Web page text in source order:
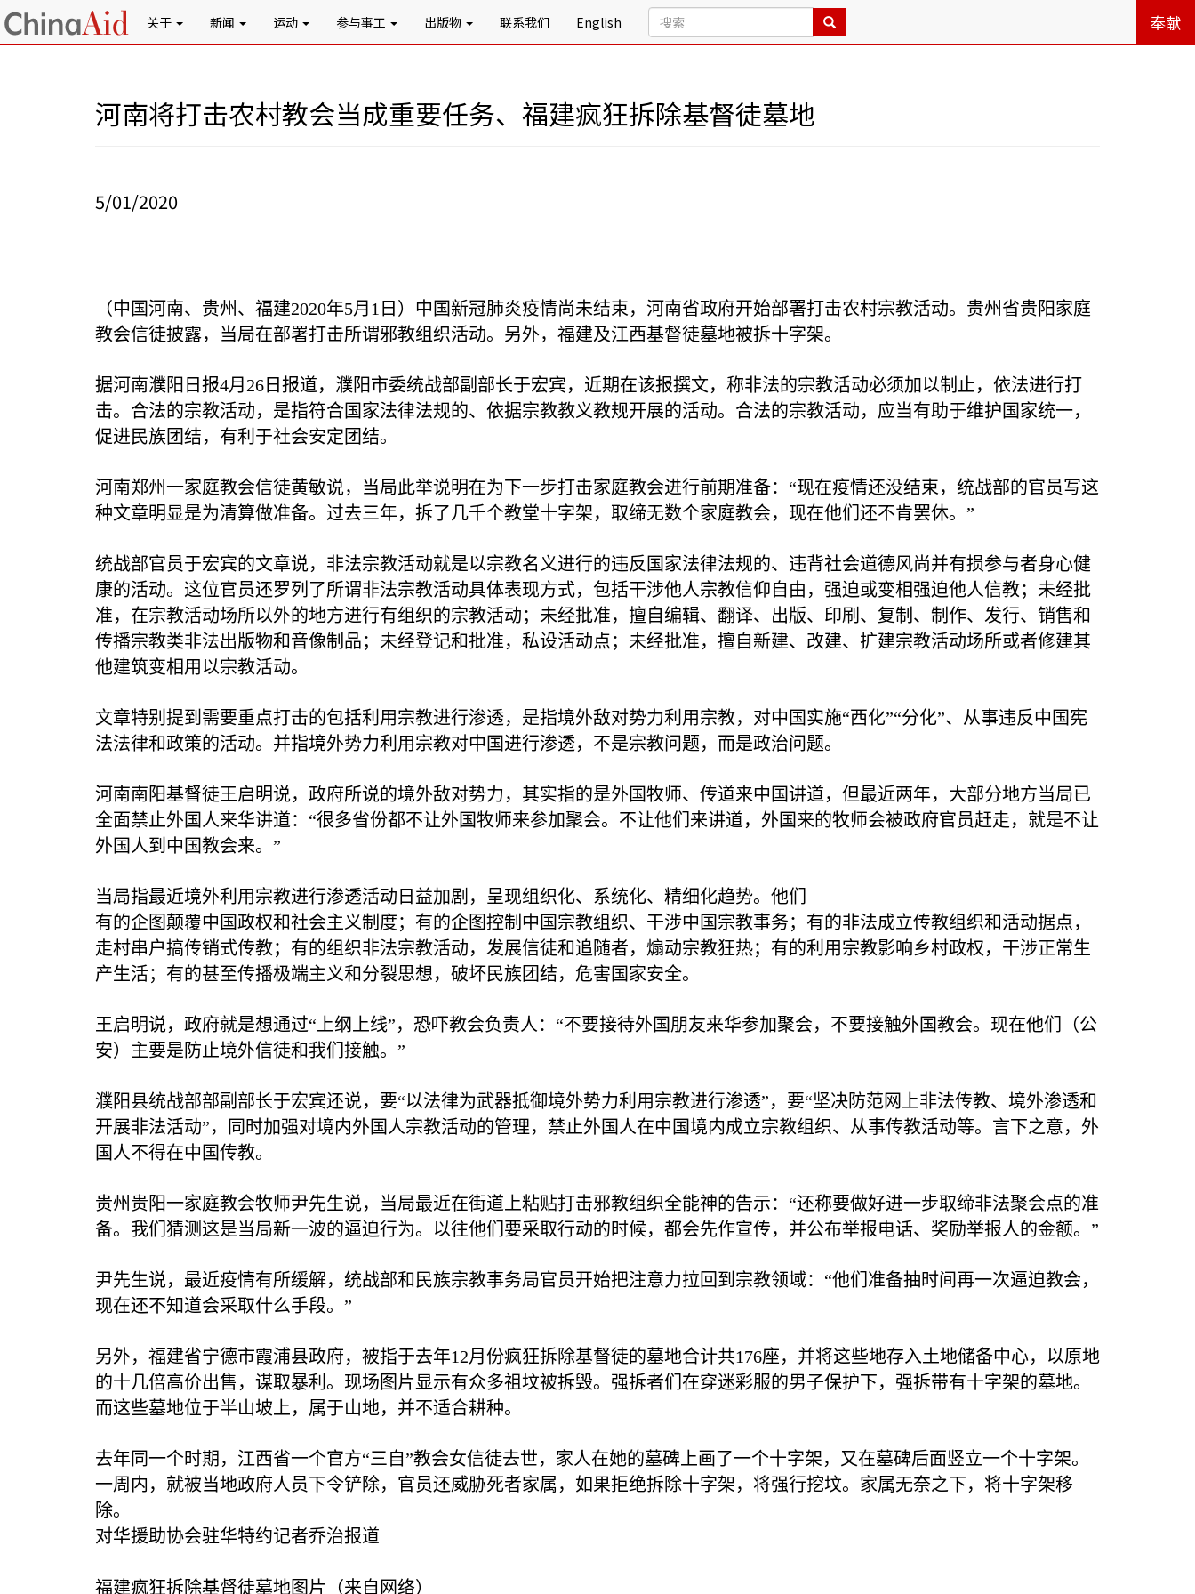
关于 新闻 运动 参与事工 出版物 联系我们 English 奉献
河南将打击农村教会当成重要任务、福建疯狂拆除基督徒墓地
5/01/2020
（中国河南、贵州、福建2020年5月 1 日）中国新冠肺炎疫情尚未结束，河南省政府开始部署打击农村宗教活动。贵州省贵阳家庭
教会信徒披露，当局在部署打击所谓邪教组织活动。另外，福建及江西基督徒墓地被拆十字架。
据河南濮阳日报4月 26 日报道，濮阳市委统战部副部长于宏宾，近期在该报撰文，称非法的宗教活动必须加以制止，依法进行打
击。合法的宗教活动，是指符合国家法律法规的、依据宗教教义教规开展的活动。合法的宗教活动，应当有助于维护国家统一，
促进民族团结，有利于社会安定团结。
河南郑州一家庭教会信徒黄敏说，当局此举说明在为下一步打击家庭教会进行前期准备：“现在疫情还没结束，统战部的官员写这
种文章明显是为清算做准备。过去三年，拆了几千个教堂十字架，取缔无数个家庭教会，现在他们还不肯罢休。”
统战部官员于宏宾的文章说，非法宗教活动就是以宗教名义进行的违反国家法律法规的、违背社会道德风尚并有损参与者身心健
康的活动。这位官员还罗列了所谓非法宗教活动具体表现方式，包括干涉他人宗教信仰自由，强迫或变相强迫他人信教；未经批
准，在宗教活动场所以外的地方进行有组织的宗教活动；未经批准，擅自编辑、翻译、出版、印刷、复制、制作、发行、销售和
传播宗教类非法出版物和音像制品；未经登记和批准，私设活动点；未经批准，擅自新建、改建、扩建宗教活动场所或者修建其
他建筑变相用以宗教活动。
文章特别提到需要重点打击的包括利用宗教进行渗透，是指境外敌对势力利用宗教，对中国实施“西化”“分化”、从事违反中国宪
法法律和政策的活动。并指境外势力利用宗教对中国进行渗透，不是宗教问题，而是政治问题。
河南南阳基督徒王启明说，政府所说的境外敌对势力，其实指的是外国牧师、传道来中国讲道，但最近两年，大部分地方当局已
全面禁止外国人来华讲道：“很多省份都不让外国牧师来参加聚会。不让他们来讲道，外国来的牧师会被政府官员赶走，就是不让
外国人到中国教会来。”
当局指最近境外利用宗教进行渗透活动日益加剧，呈现组织化、系统化、精细化趋势。他们
有的企图颠覆中国政权和社会主义制度；有的企图控制中国宗教组织、干涉中国宗教事务；有的非法成立传教组织和活动据点，
走村串户搞传销式传教；有的组织非法宗教活动，发展信徒和追随者，煽动宗教狂热；有的利用宗教影响乡村政权，干涉正常生
产生活；有的甚至传播极端主义和分裂思想，破坏民族团结，危害国家安全。
王启明说，政府就是想通过“上纲上线”，恐吓教会负责人：“不要接待外国朋友来华参加聚会，不要接触外国教会。现在他们（公
安）主要是防止境外信徒和我们接触。”
濮阳县统战部部副部长于宏宾还说，要“以法律为武器抵御境外势力利用宗教进行渗透”，要“坚决防范网上非法传教、境外渗透和
开展非法活动”，同时加强对境内外国人宗教活动的管理，禁止外国人在中国境内成立宗教组织、从事传教活动等。言下之意，外
国人不得在中国传教。
贵州贵阳一家庭教会牧师尹先生说，当局最近在街道上粘贴打击邪教组织全能神的告示：“还称要做好进一步取缔非法聚会点的准
备。我们猜测这是当局新一波的逼迫行为。以往他们要采取行动的时候，都会先作宣传，并公布举报电话、奖励举报人的金额。”
尹先生说，最近疫情有所缓解，统战部和民族宗教事务局官员开始把注意力拉回到宗教领域：“他们准备抽时间再一次逼迫教会，
现在还不知道会采取什么手段。”
另外，福建省宁德市霞浦县政府，被指于去年12月份疯狂拆除基督徒的墓地合计共176座，并将这些地存入土地储备中心，以原地
的十几倍高价出售，谋取暴利。现场图片显示有众多祖坟被拆毁。强拆者们在穿迷彩服的男子保护下，强拆带有十字架的墓地。
而这些墓地位于半山坡上，属于山地，并不适合耕种。
去年同一个时期，江西省一个官方“三自”教会女信徒去世，家人在她的墓碑上画了一个十字架，又在墓碑后面竖立一个十字架。
一周内，就被当地政府人员下令铲除，官员还威胁死者家属，如果拒绝拆除十字架，将强行挖坟。家属无奈之下，将十字架移
除。
对华援助协会驻华特约记者乔治报道
福建疯狂拆除基督徒墓地图片（来自网络）